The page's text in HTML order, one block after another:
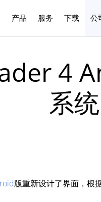
产品 服务 下载 公
4
系
版重新设计了界面，根